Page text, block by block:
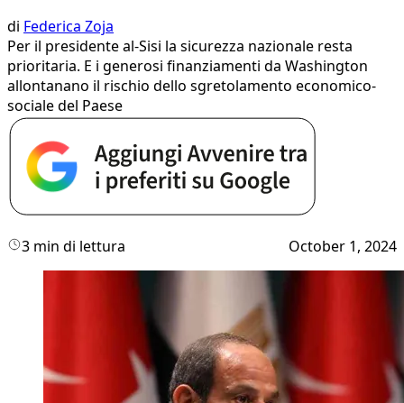
di Federica Zoja
Per il presidente al-Sisi la sicurezza nazionale resta
prioritaria. E i generosi finanziamenti da Washington
allontanano il rischio dello sgretolamento economico-
sociale del Paese
3 min di lettura October 1, 2024